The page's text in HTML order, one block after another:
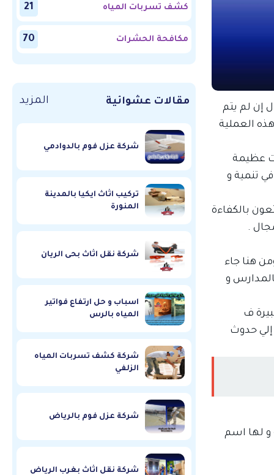
إن لم يتم
العملية
عظيمة
تنمية و
بالكفاءة
.
هنا جاء
و
ف
إلي حدوث
و لها اسم
كشف تسربات المياه 21
مكافحة الحشرات 70
مقالات عشوائية المزيد
شركة عزل فوم بالدوادمي
تركيب اثاث ايكيا بالمدينة
المنورة
شركة نقل اثاث بحى الريان
اسباب و حل ارتفاع فواتير
المياه بالرس
شركة كشف تسربات المياه
الزلفي
شركة عزل فوم بالرياض
شركة نقل اثاث بغرب الرياض